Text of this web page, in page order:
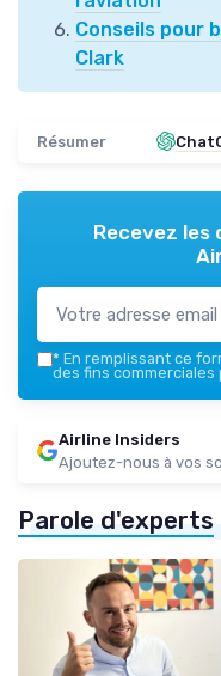
Conseils pour
Clark
Résumer
Recevez les
* En remplissant ce
des fins commerciales
Airline Insiders
Ajoutez-nous à vos
Parole d'experts